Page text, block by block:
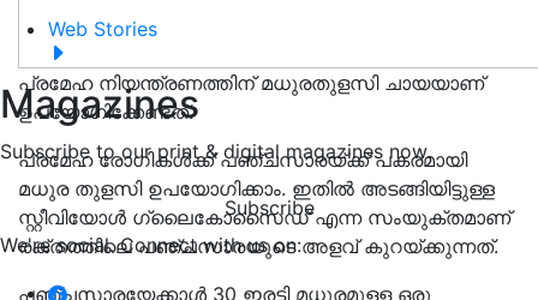
Web Stories
Magazines
Subscribe to our print & digital magazines now.
Subscribe
We're social. Connect with us on:
പ്രമേഹ നിയന്ത്രണത്തിന് മധുരതുളസി ചായയാണ്
ഉപയോഗിക്കേണ്ടത്.
പ്രമേഹ രോഗികള്‍ക്ക് പഞ്ചസാരയ്‌ക്ക് പകരമായി
മധുര തുളസി ഉപയോഗിക്കാം. ഇതില്‍ അടങ്ങിയിട്ടുള്ള
സ്റ്റീവിയോള്‍ ഗ്ലൈകോസൈഡ് എന്ന സംയുക്തമാണ്
രക്തത്തിലെ പഞ്ചസാരയുടെ അളവ് കുറയ്‌ക്കുന്നത്.
പഞ്ചസാരയേക്കാള്‍ 30 ഇരട്ടി മധുരമുളള ഒരു